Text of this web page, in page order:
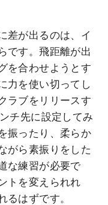
差が出るのは、イ
です。飛距離が出
を合わせようとす
力を使い切ってし
ラブをリリースす
チ先に設定してみ
振ったり、柔らか
がら素振りをした
な練習が必要で
トを変えられれ
るはずです。